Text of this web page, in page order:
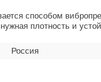
Россия
способом
плотность и